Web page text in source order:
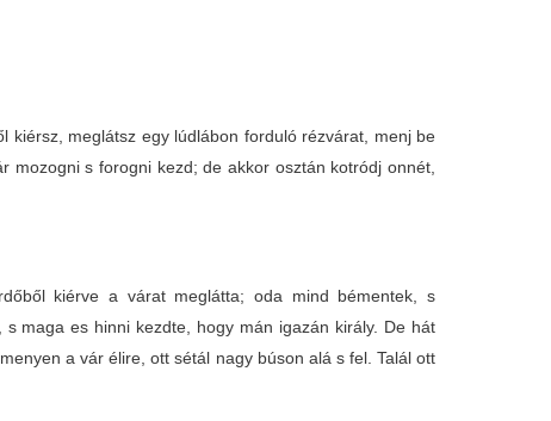
meglátsz egy lúdlábon forduló rézvárat, menj be
s forogni kezd; de akkor osztán kotródj onnét,
kiérve a várat meglátta; oda mind bémentek, s
maga es hinni kezdte, hogy mán igazán király. De hát
a vár élire, ott sétál nagy búson alá s fel. Talál ott